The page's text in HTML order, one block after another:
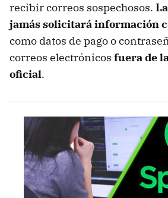
recibir correos sospechosos.
jamás solicitará información
como datos de pago o
correos electrónicos fuera de
oficial.